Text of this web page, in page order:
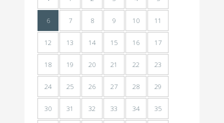
6 7 8 9 10 11
12 13 14 15 16 17
18 19 20 21 22 23
24 25 26 27 28 29
30 31 32 33 34 35